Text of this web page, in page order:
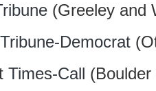
(Greeley and
Tribune-Democrat
Times-Call